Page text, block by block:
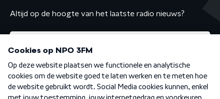
Altijd op de hoogte van het laatste radio nieuws?
Algemene voorwaarden Privacybeleid